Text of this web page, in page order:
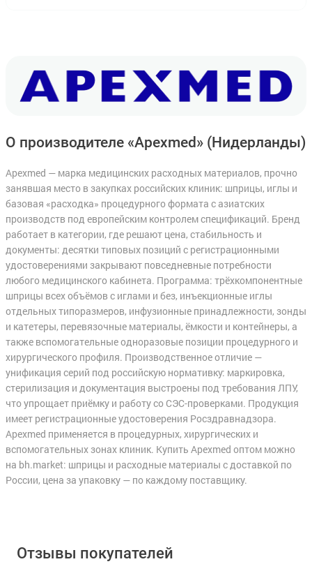
О производителе «Apexmed» (Нидерланды)
Apexmed — марка медицинских расходных материалов, прочно
занявшая место в закупках российских клиник: шприцы, иглы и
базовая «расходка» процедурного формата с азиатских
производств под европейским контролем спецификаций. Бренд
работает в категории, где решают цена, стабильность и
документы: десятки типовых позиций с регистрационными
удостоверениями закрывают повседневные потребности
любого медицинского кабинета. Программа: трёхкомпонентные
шприцы всех объёмов с иглами и без, инъекционные иглы
отдельных типоразмеров, инфузионные принадлежности, зонды
и катетеры, перевязочные материалы, ёмкости и контейнеры, а
также вспомогательные одноразовые позиции процедурного и
хирургического профиля. Производственное отличие —
унификация серий под российскую нормативку: маркировка,
стерилизация и документация выстроены под требования ЛПУ,
что упрощает приёмку и работу со СЭС-проверками. Продукция
имеет регистрационные удостоверения Росздравнадзора.
Apexmed применяется в процедурных, хирургических и
вспомогательных зонах клиник. Купить Apexmed оптом можно
на bh.market: шприцы и расходные материалы с доставкой по
России, цена за упаковку — по каждому поставщику.
Отзывы покупателей